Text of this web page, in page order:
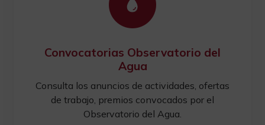
Convocatorias Observatorio del
Agua
Consulta los anuncios de actividades, ofertas
de trabajo, premios convocados por el
Observatorio del Agua.